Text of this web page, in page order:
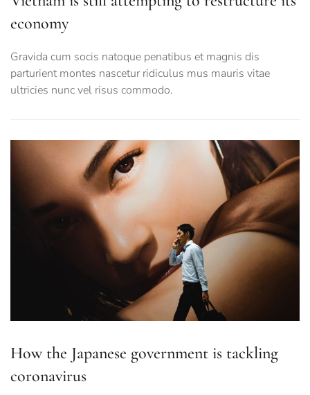
economy
Gravida cum socis natoque penatibus et magnis dis
parturient montes nascetur ridiculus mus mauris vitae
ultricies nunc vel risus commodo.
How the Japanese government is tackling
coronavirus